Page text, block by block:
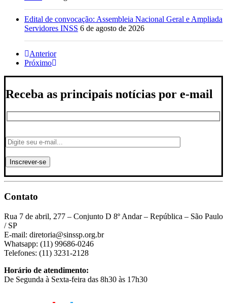
Edital de convocação: Assembleia Nacional Geral e Ampliada
Servidores INSS 6 de agosto de 2026
Anterior
Próximo
Receba as principais notícias por e-mail
Contato
Rua 7 de abril, 277 – Conjunto D 8º Andar – República – São Paulo
/ SP
E-mail: diretoria@sinssp.org.br
Whatsapp: (11) 99686-0246
Telefones: (11) 3231-2128
Horário de atendimento:
De Segunda à Sexta-feira das 8h30 às 17h30